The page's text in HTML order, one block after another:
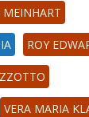
ROY
VERA MARIA